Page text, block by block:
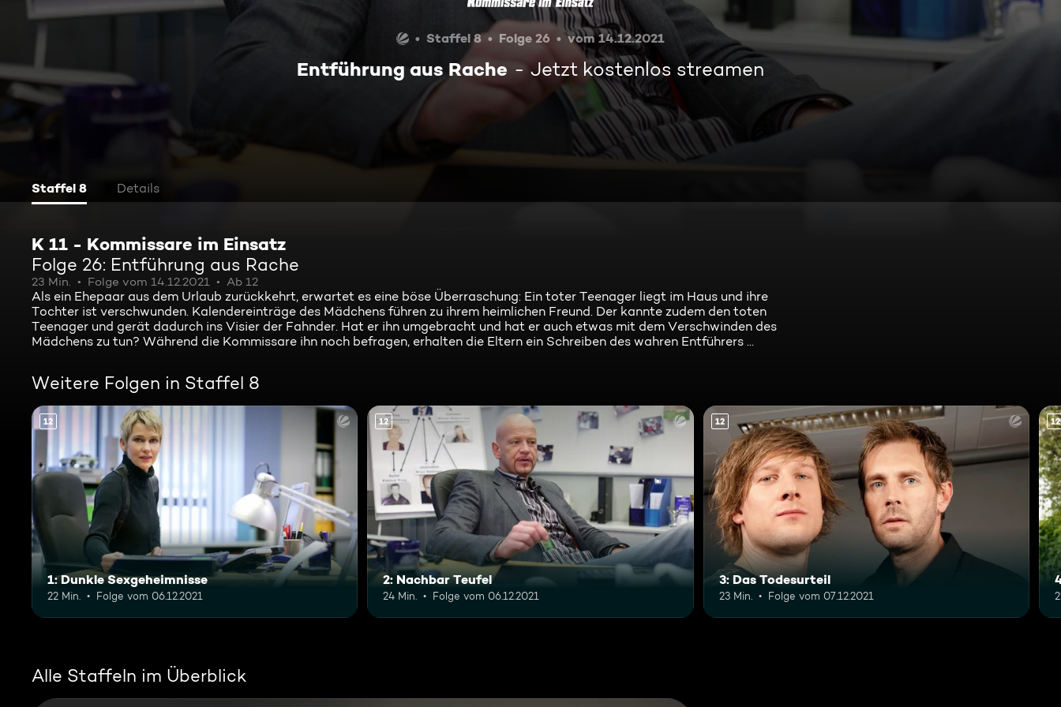
Staffel 8 Folge 26 vom 14.12.2021
Entführung aus Rache Jetzt kostenlos streamen
Staffel 8 Details
K 11 - Kommissare im Einsatz
Folge 26: Entführung aus Rache
23 Min. Folge vom 14.12.2021 Ab 12
Als ein Ehepaar aus dem Urlaub zurückkehrt, erwartet es eine böse Überraschung: Ein toter Teenager liegt im Haus und ihre
Tochter ist verschwunden. Kalendereinträge des Mädchens führen zu ihrem heimlichen Freund. Der kannte zudem den toten
Teenager und gerät dadurch ins Visier der Fahnder. Hat er ihn umgebracht und hat er auch etwas mit dem Verschwinden des
Mädchens zu tun? Während die Kommissare ihn noch befragen, erhalten die Eltern ein Schreiben des wahren Entführers ...
Weitere Folgen in Staffel 8
12
1: Dunkle Sexgeheimnisse
22 Min. Folge vom 06.12.2021
12
2: Nachbar Teufel
24 Min. Folge vom 06.12.2021
12
3: Das Todesurteil
23 Min. Folge vom 07.12.2021
12
Alle Staffeln im Überblick